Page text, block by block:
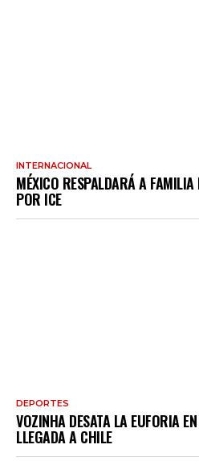
INTERNACIONAL
MÉXICO RESPALDARÁ A
POR ICE
DEPORTES
VOZINHA DESATA LA EUFORIA
LLEGADA A CHILE